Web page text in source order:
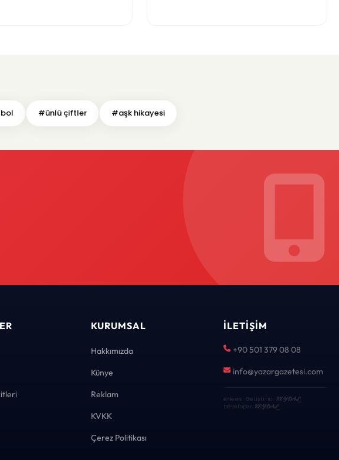
#ünlü çiftler #aşk hikayesi
KURUMSAL
Hakkımızda
Künye
Reklam
KVKK
Çerez Politikası
İLETIŞIM
+90 501 379 08 08
info@yazargazetesi.com
eNews · Geliştirici KEYDAL·
Developer KEYDAL